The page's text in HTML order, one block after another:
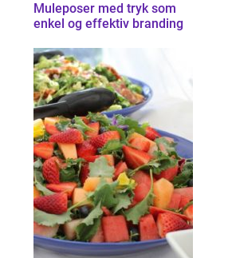
Muleposer med tryk som
enkel og effektiv branding